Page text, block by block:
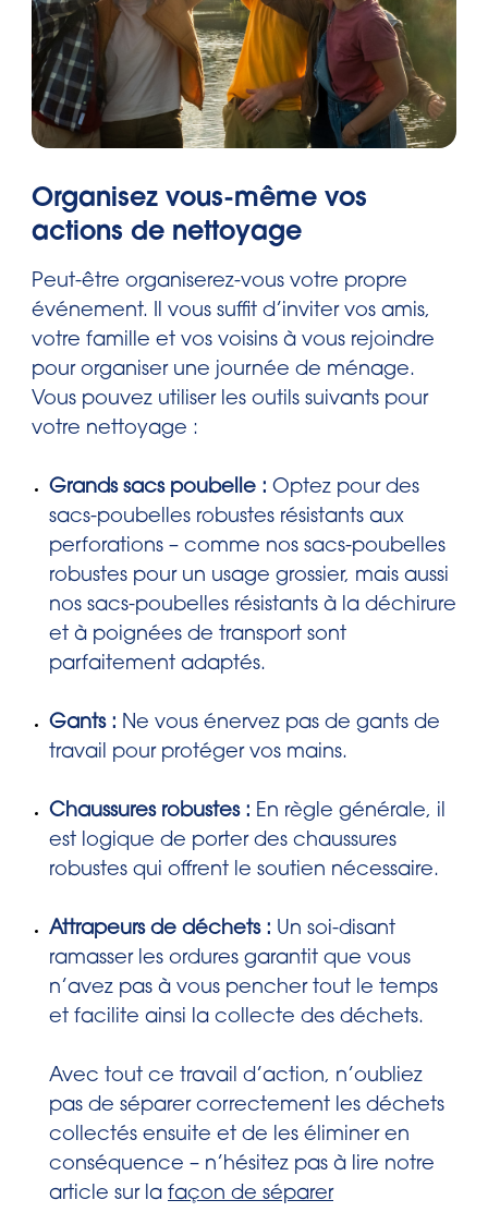
Organisez vous-même vos
actions de nettoyage
Peut-être organiserez-vous votre propre
événement. Il vous suffit d’inviter vos amis,
votre famille et vos voisins à vous rejoindre
pour organiser une journée de ménage.
Vous pouvez utiliser les outils suivants pour
votre nettoyage :
Grands sacs poubelle : Optez pour des
sacs-poubelles robustes résistants aux
perforations – comme nos sacs-poubelles
robustes pour un usage grossier, mais aussi
nos sacs-poubelles résistants à la déchirure
et à poignées de transport sont
parfaitement adaptés.
Gants : Ne vous énervez pas de gants de
travail pour protéger vos mains.
Chaussures robustes : En règle générale, il
est logique de porter des chaussures
robustes qui offrent le soutien nécessaire.
Attrapeurs de déchets : Un soi-disant
ramasser les ordures garantit que vous
n’avez pas à vous pencher tout le temps
et facilite ainsi la collecte des déchets.
Avec tout ce travail d’action, n’oubliez
pas de séparer correctement les déchets
collectés ensuite et de les éliminer en
conséquence – n’hésitez pas à lire notre
article sur la façon de séparer